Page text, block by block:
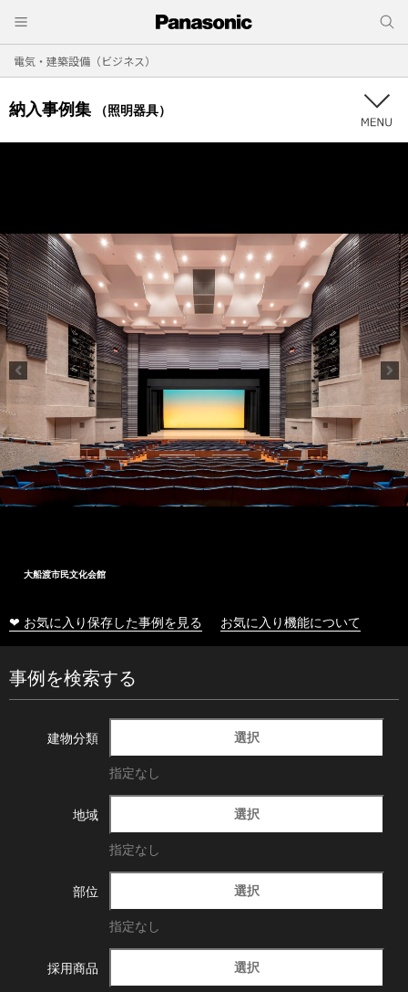
電気・建築設備（ビジネス）
納入事例集 （照明器具）
大船渡市民文化会館
❤ お気に入り保存した事例を見る お気に入り機能について
事例を検索する
建物分類 選択
指定なし
地域 選択
指定なし
部位 選択
指定なし
採用商品 選択